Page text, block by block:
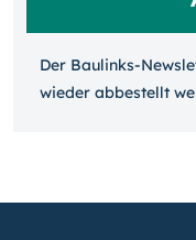
Der Baulinks-
wieder ab­bestellt